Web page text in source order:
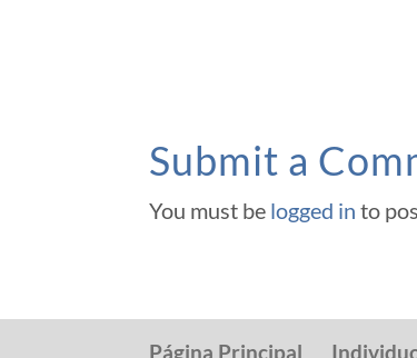
Submit a
You must be logged in to
Página Principal